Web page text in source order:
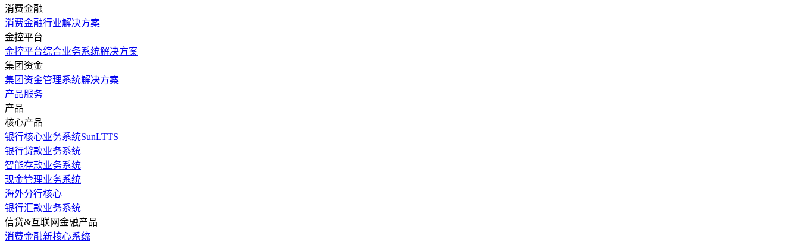
消费金融
消费金融行业解决方案
金控平台
金控平台综合业务系统解决方案
集团资金
集团资金管理系统解决方案
产品服务
产品
核心产品
银行核心业务系统SunLTTS
银行贷款业务系统
智能存款业务系统
现金管理业务系统
海外分行核心
银行汇款业务系统
信贷&互联网金融产品
消费金融新核心系统